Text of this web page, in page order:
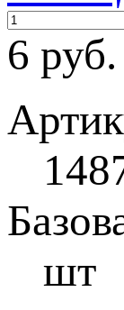
6 руб.
шт